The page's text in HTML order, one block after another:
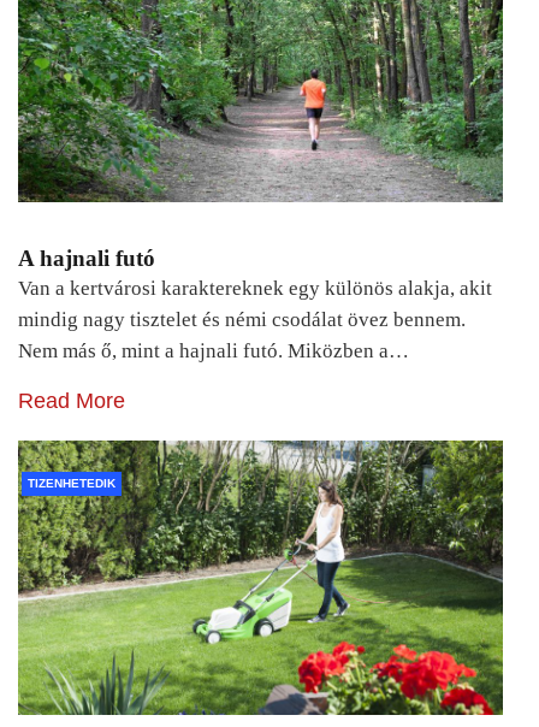
A hajnali futó
Van a kertvárosi karaktereknek egy különös alakja, akit
mindig nagy tisztelet és némi csodálat övez bennem.
Nem más ő, mint a hajnali futó. Miközben a…
Read More
TIZENHETEDIK